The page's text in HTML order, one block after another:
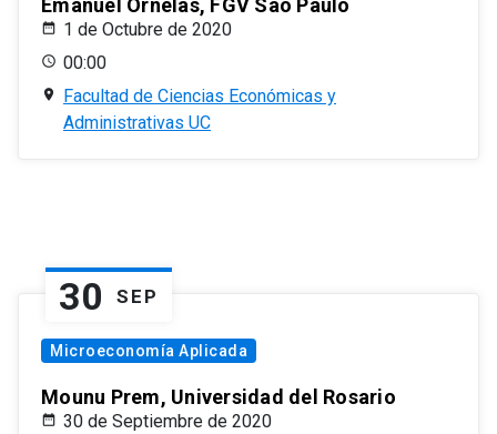
Emanuel Ornelas, FGV Sao Paulo
1 de Octubre de 2020
00:00
Facultad de Ciencias Económicas y
Administrativas UC
30 SEP
Microeconomía Aplicada
Mounu Prem, Universidad del Rosario
30 de Septiembre de 2020